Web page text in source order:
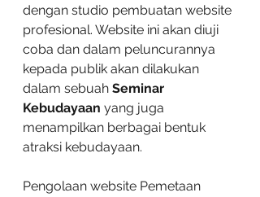
dengan studio pembuatan website
profesional. Website ini akan diuji
coba dan dalam peluncurannya
kepada publik akan dilakukan
dalam sebuah Seminar
Kebudayaan yang juga
menampilkan berbagai bentuk
atraksi kebudayaan.
Pengolaan website Pemetaan